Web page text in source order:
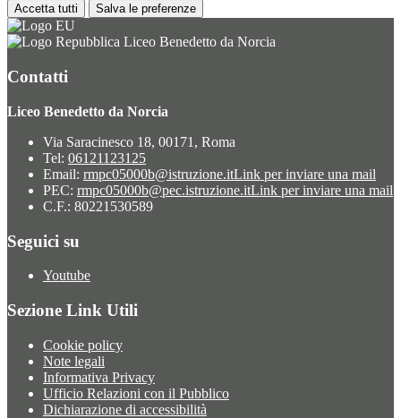
Accetta tutti Salva le preferenze
Liceo Benedetto da Norcia
Contatti
Liceo Benedetto da Norcia
Via Saracinesco 18, 00171, Roma
Tel: 06121123125
Email: rmpc05000b@istruzione.itLink per inviare una mail
PEC: rmpc05000b@pec.istruzione.itLink per inviare una mail
C.F.: 80221530589
Seguici su
Youtube
Sezione Link Utili
Cookie policy
Note legali
Informativa Privacy
Ufficio Relazioni con il Pubblico
Dichiarazione di accessibilità